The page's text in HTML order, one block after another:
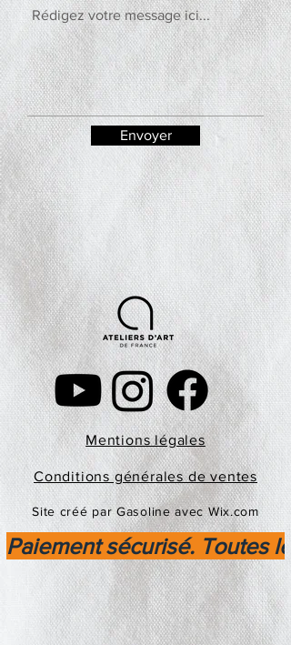
Envoyer
Mentions légales
Conditions générales de ventes
Site créé par Gasoline avec Wix.com
Paiement sécurisé. Toutes